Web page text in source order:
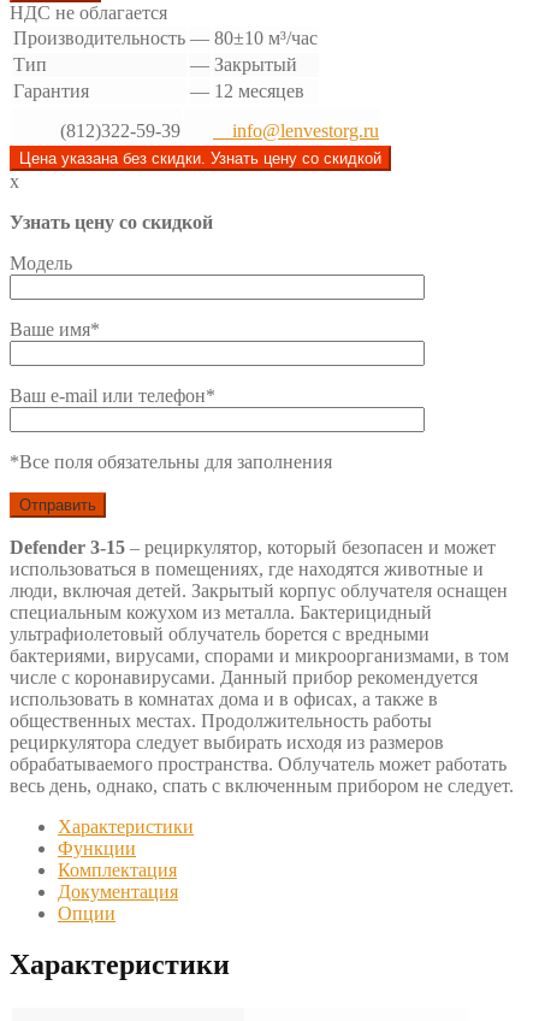
НДС не облагается
Производительность — 80±10 м³/час
Тип
— Закрытый
Гарантия
— 12 месяцев
(812)322-59-39
info@lenvestorg.ru
Цена указана без скидки. Узнать цену со скидкой
x
Узнать цену со скидкой
Модель
Ваше имя*
Ваш e-mail или телефон*
*Все поля обязательны для заполнения
Defender 3-15 – рециркулятор, который безопасен и может
использоваться в помещениях, где находятся животные и
люди, включая детей. Закрытый корпус облучателя оснащен
специальным кожухом из металла. Бактерицидный
ультрафиолетовый облучатель борется с вредными
бактериями, вирусами, спорами и микроорганизмами, в том
числе с коронавирусами. Данный прибор рекомендуется
использовать в комнатах дома и в офисах, а также в
общественных местах. Продолжительность работы
рециркулятора следует выбирать исходя из размеров
обрабатываемого пространства. Облучатель может работать
весь день, однако, спать с включенным прибором не следует.
Характеристики
Функции
Комплектация
Документация
Опции
Характеристики